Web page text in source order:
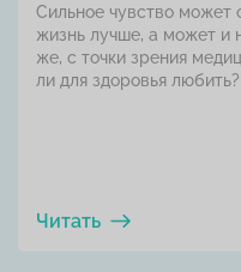
Сильное чувство может
жизнь лучше, а может и
же, с точки зрения
ли для здоровья
Читать